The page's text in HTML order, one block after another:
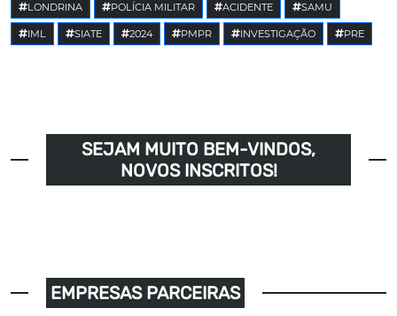
LONDRINA POLÍCIA MILITAR ACIDENTE SAMU
IML SIATE 2024 PMPR INVESTIGAÇÃO PRE
SEJAM MUITO BEM-VINDOS,
NOVOS INSCRITOS!
EMPRESAS PARCEIRAS